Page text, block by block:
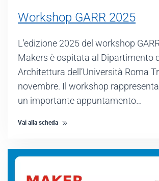
Workshop GARR 2025
L'edizione 2025 del workshop
Makers è ospitata al Dipartimento
Architettura dell’Università Roma
novembre. Il workshop
un importante appuntamento…
Vai alla scheda